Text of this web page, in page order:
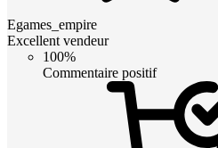
Egames_empire
Excellent vendeur
100%
Commentaire positif